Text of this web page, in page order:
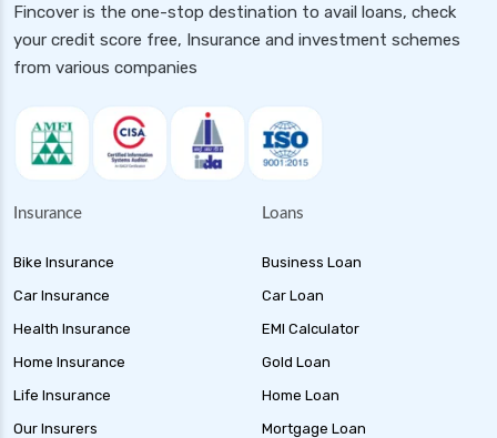
Fincover is the one-stop destination to avail loans, check
your credit score free, Insurance and investment schemes
from various companies
Insurance
Bike Insurance
Car Insurance
Health Insurance
Home Insurance
Life Insurance
Our Insurers
Loans
Business Loan
Car Loan
EMI Calculator
Gold Loan
Home Loan
Mortgage Loan